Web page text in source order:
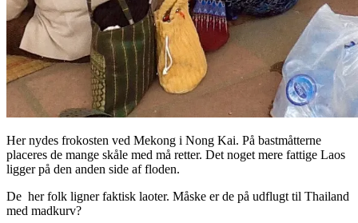
Her nydes frokosten ved Mekong i Nong Kai. På bastmåtterne
placeres de mange skåle med må retter. Det noget mere fattige Laos
ligger på den anden side af floden.
De her folk ligner faktisk laoter. Måske er de på udflugt til Thailand
med madkurv?